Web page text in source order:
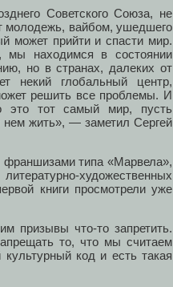
Советского Союза, не
молодежь, вайбом, ушедшего
может прийти и спасти мир.
мы находимся в состоянии
но в странах, далеких от
некий глобальный центр,
решить все проблемы. И
это тот самый мир, пусть
нем жить», — заметил Сергей
франшизами типа «Марвела»,
художественных
книги просмотрели уже
призывы что-то запретить.
то, что мы считаем
код и есть такая